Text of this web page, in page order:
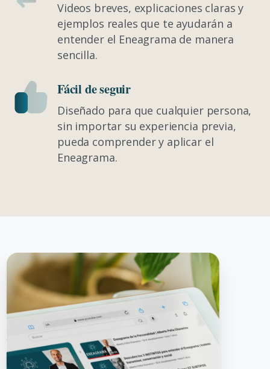
Videos breves, explicaciones claras y
ejemplos reales que te ayudarán a
entender el Eneagrama de manera
sencilla.
Fácil de seguir
Diseñado para que cualquier persona,
sin importar su experiencia previa,
pueda comprender y aplicar el
Eneagrama.